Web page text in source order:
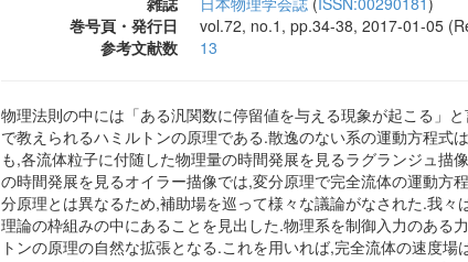
巻号頁・発行日
vol.72, no.1, pp.34-38, 2017-01-05
参考文献数
13
物理法則の中には「ある汎関数に停留値を与える現象が起こる」
で教えられるハミルトンの原理である.散逸のない系の運動方程
も,各流体粒子に付随した物理量の時間発展を見るラグランジュ
の時間発展を見るオイラー描像では,変分原理で完全流体の運動
分原理とは異なるため,補助場を巡って様々な議論がなされた.我
理論の枠組みの中にあることを見出した.物理系を制御入力のあ
トンの原理の自然な拡張となる.これを用いれば,完全流体の速度